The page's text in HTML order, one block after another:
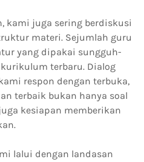
kami juga sering berdiskusi
materi. Sejumlah guru
yang dipakai sungguh-
terbaru. Dialog
respon dengan terbuka,
terbaik bukan hanya soal
kesiapan memberikan
lalui dengan landasan